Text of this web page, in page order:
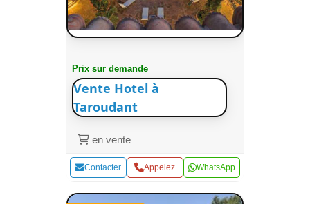
Prix sur demande
Vente Hotel à
Taroudant
en vente
Contacter Appelez WhatsApp